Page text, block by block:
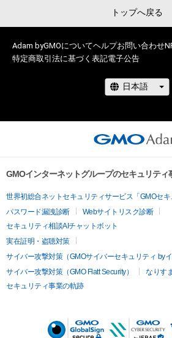
トップへ戻る
Adam byGMOについてヘルプお問い合わせ
特定商取引法に基づく表記電子公告
GMOインターネットグループのセキュリティ
世界初総合ネットセキュリティサービス「GMOセキ
パスワード漏洩診断
Webサイトリスク診断
セキュリティ相談AIチャットボット
実在証明・盗聴対策
サイバー攻撃対策（GMOサイバーセキュリティ byイ
サイバー攻撃対策（GMO Flatt Security）
なりす
セキュリティ事業の軌跡